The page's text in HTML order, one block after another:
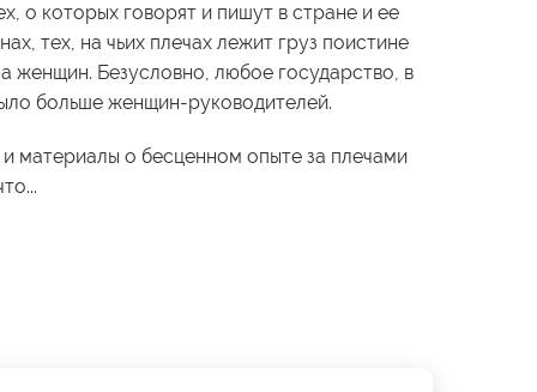
о которых говорят и пишут в стране и ее
тех, на чьих плечах лежит груз поистине
женщин. Безусловно, любое государство, в
больше женщин-руководителей.
материалы о бесценном опыте за плечами